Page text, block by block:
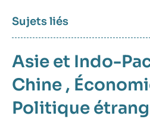
Sujets liés
Asie et Indo-
Chine ,
Politique